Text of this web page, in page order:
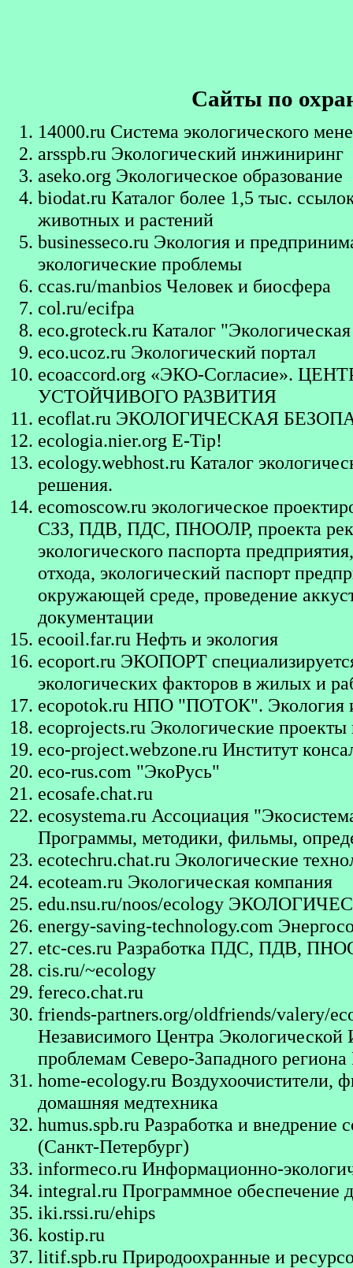
Сайты по
14000.ru Система экологического
arsspb.ru Экологический инжиниринг
aseko.org Экологическое образование
biodat.ru Каталог более 1,5 тыс.
животных и растений
businesseco.ru Экология и
экологические проблемы
ccas.ru/manbios Человек и биосфера
col.ru/ecifpa
eco.groteck.ru Каталог
eco.ucoz.ru Экологический портал
ecoaccord.org «ЭКО-Согласие».
УСТОЙЧИВОГО РАЗВИТИЯ
ecoflat.ru ЭКОЛОГИЧЕСКАЯ
ecologia.nier.org E-Tip!
ecology.webhost.ru Каталог
решения.
ecomoscow.ru экологическое
СЗЗ, ПДВ, ПДС, ПНООЛР, проекта
экологического паспорта
отхода, экологический паспорт
окружающей среде, проведение
документации
ecooil.far.ru Нефть и экология
ecoport.ru ЭКОПОРТ
экологических факторов в жилых и
ecopotok.ru НПО "ПОТОК". Экология
ecoprojects.ru Экологические проекты
eco-project.webzone.ru Институт
eco-rus.com "ЭкоРусь"
ecosafe.chat.ru
ecosystema.ru Ассоциация
Программы, методики, фильмы,
ecotechru.chat.ru Экологические
ecoteam.ru Экологическая компания
edu.nsu.ru/noos/ecology
energy-saving-technology.com
etc-ces.ru Разработка ПДС, ПДВ,
cis.ru/~ecology
fereco.chat.ru
friends-partners.org/oldfriends/valery/
Независимого Центра
проблемам Северо-Западного
home-ecology.ru Воздухоочистители,
домашняя медтехника
humus.spb.ru Разработка и внедрение
(Санкт-Петербург)
informeco.ru Информационно-
integral.ru Программное обеспечение
iki.rssi.ru/ehips
kostip.ru
litif.spb.ru Природоохранные и